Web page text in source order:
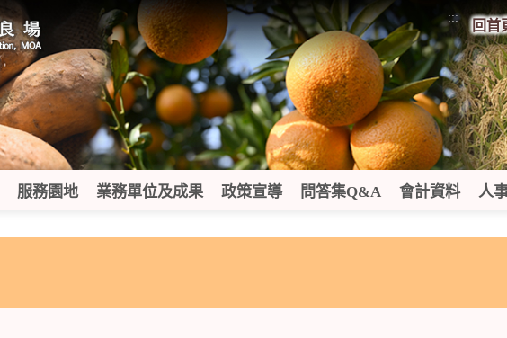
:::
回首
服務園地 業務單位及成果 政策宣導 問答集Q&A 會計資料 人